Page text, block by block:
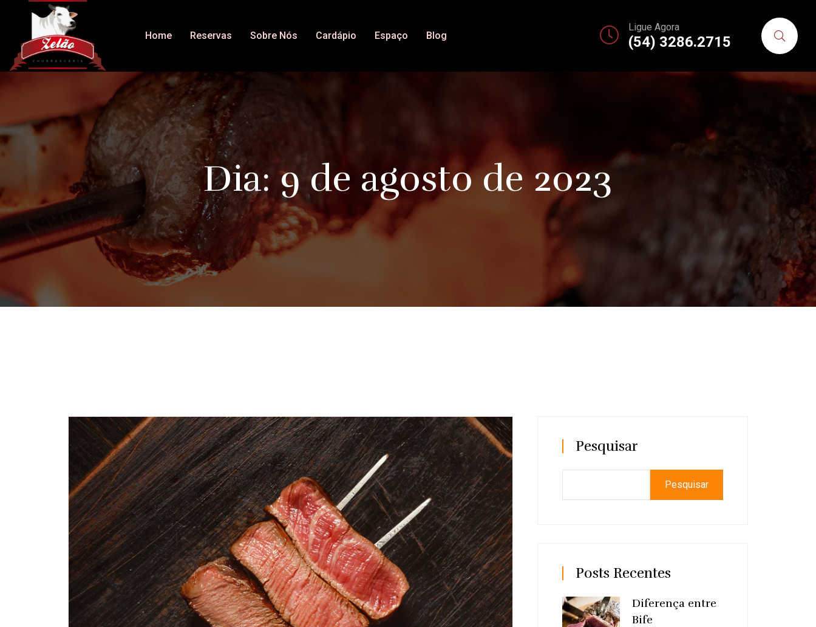
Home Reservas Sobre Nós Cardápio Espaço Blog
Ligue Agora
(54) 3286.2715
Dia:9 de agosto de 2023
Pesquisar
Pesquisar
Posts Recentes
Diferença entre
Bife